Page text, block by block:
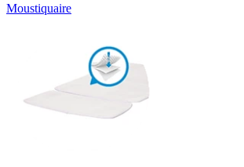
Moustiquaire